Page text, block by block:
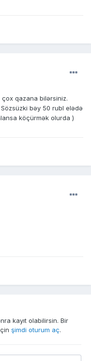
çox qazana bilərsiniz.
bəy 50 rubl elədə
köçürmək olurda )
kayıt olabilirsin. Bir
şimdi oturum aç.